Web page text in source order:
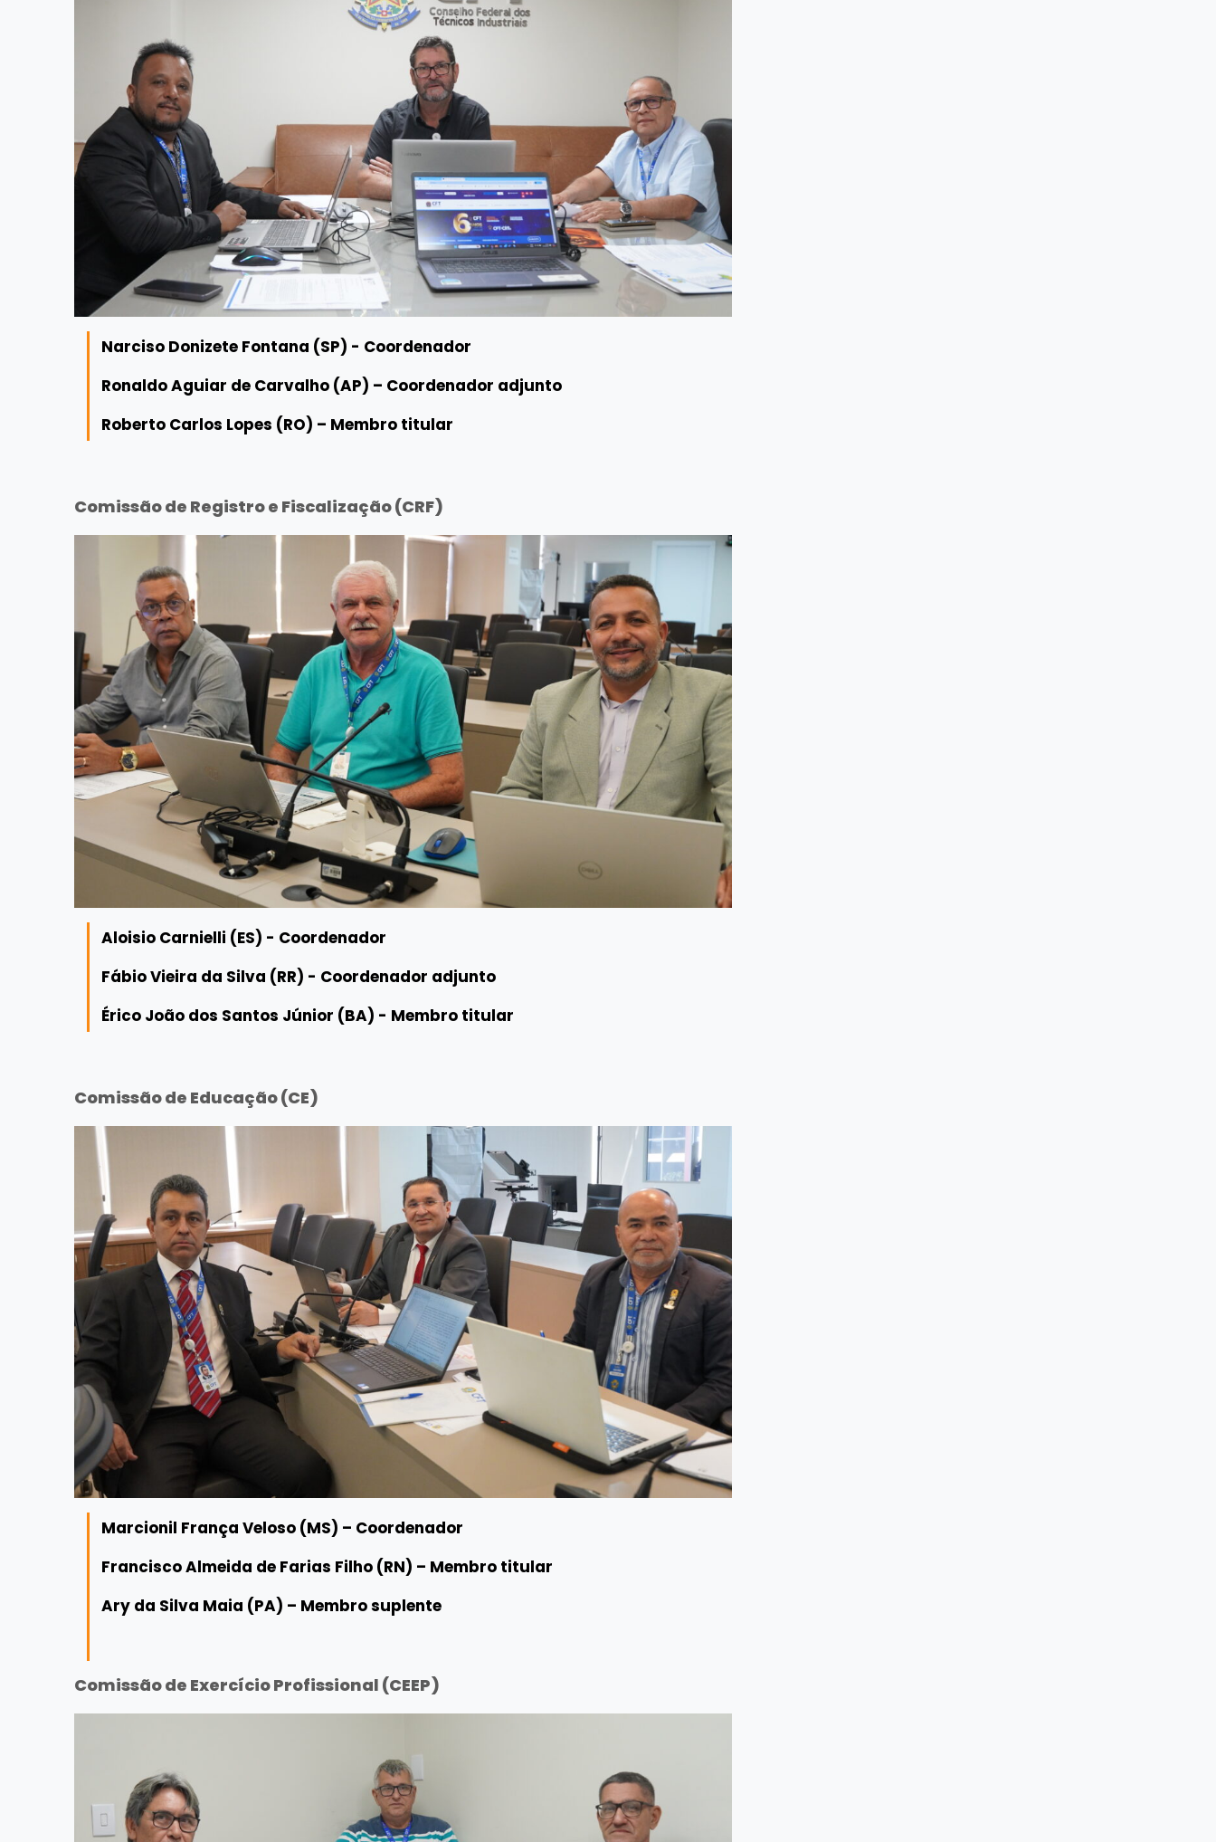
Narciso Donizete Fontana (SP) - Coordenador
Ronaldo Aguiar de Carvalho (AP) – Coordenador adjunto
Roberto Carlos Lopes (RO) – Membro titular
Comissão de Registro e Fiscalização (CRF)
Aloisio Carnielli (ES) - Coordenador
Fábio Vieira da Silva (RR) - Coordenador adjunto
Érico João dos Santos Júnior (BA) - Membro titular
Comissão de Educação (CE)
Marcionil França Veloso (MS) – Coordenador
Francisco Almeida de Farias Filho (RN) – Membro titular
Ary da Silva Maia (PA) – Membro suplente
Comissão de Exercício Profissional (CEEP)